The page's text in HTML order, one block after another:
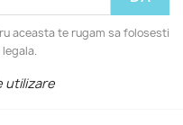
aceasta te rugam sa folosesti
utilizare